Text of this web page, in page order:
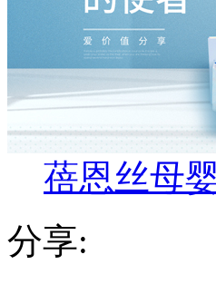
蓓恩丝母
分享: